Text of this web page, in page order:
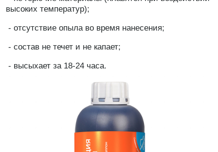
высоких температур);
- отсутствие опыла во время нанесения;
- состав не течет и не капает;
- высыхает за 18-24 часа.